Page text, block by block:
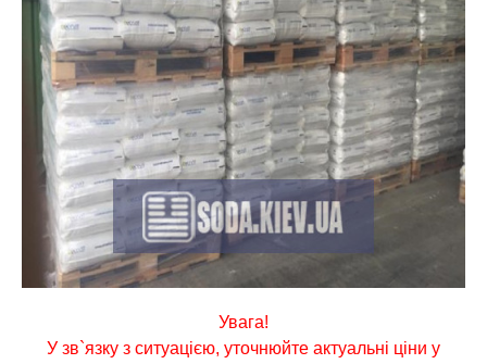
Увага!
У зв`язку з ситуацією, уточнюйте актуальні ціни у